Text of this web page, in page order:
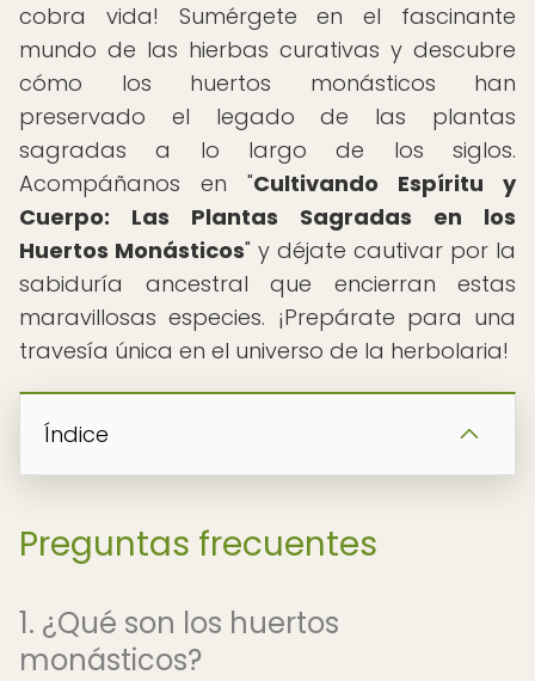
cobra vida! Sumérgete en el fascinante
mundo de las hierbas curativas y descubre
cómo los huertos monásticos han
preservado el legado de las plantas
sagradas a lo largo de los siglos.
Acompáñanos en "Cultivando Espíritu y
Cuerpo: Las Plantas Sagradas en los
Huertos Monásticos" y déjate cautivar por la
sabiduría ancestral que encierran estas
maravillosas especies. ¡Prepárate para una
travesía única en el universo de la herbolaria!
Índice
Preguntas frecuentes
1. ¿Qué son los huertos
monásticos?